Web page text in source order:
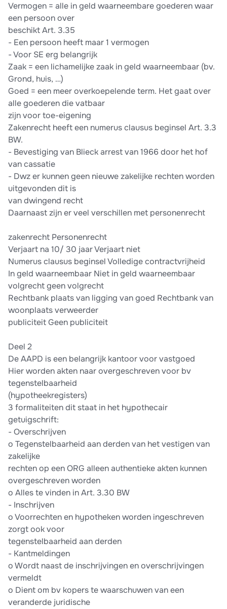
Vermogen = alle in geld waarneembare goederen waar
een persoon over
beschikt Art. 3.35
- Een persoon heeft maar 1 vermogen
- Voor SE erg belangrijk
Zaak = een lichamelijke zaak in geld waarneembaar (bv.
Grond, huis, …)
Goed = een meer overkoepelende term. Het gaat over
alle goederen die vatbaar
zijn voor toe-eigening
Zakenrecht heeft een numerus clausus beginsel Art. 3.3
BW.
- Bevestiging van Blieck arrest van 1966 door het hof
van cassatie
- Dwz er kunnen geen nieuwe zakelijke rechten worden
uitgevonden dit is
van dwingend recht
Daarnaast zijn er veel verschillen met personenrecht
zakenrecht Personenrecht
Verjaart na 10/ 30 jaar Verjaart niet
Numerus clausus beginsel Volledige contractvrijheid
In geld waarneembaar Niet in geld waarneembaar
volgrecht geen volgrecht
Rechtbank plaats van ligging van goed Rechtbank van
woonplaats verweerder
publiciteit Geen publiciteit
Deel 2
De AAPD is een belangrijk kantoor voor vastgoed
Hier worden akten naar overgeschreven voor bv
tegenstelbaarheid
(hypotheekregisters)
3 formaliteiten dit staat in het hypothecair
getuigschrift:
- Overschrijven
o Tegenstelbaarheid aan derden van het vestigen van
zakelijke
rechten op een ORG alleen authentieke akten kunnen
overgeschreven worden
o Alles te vinden in Art. 3.30 BW
- Inschrijven
o Voorrechten en hypotheken worden ingeschreven
zorgt ook voor
tegenstelbaarheid aan derden
- Kantmeldingen
o Wordt naast de inschrijvingen en overschrijvingen
vermeldt
o Dient om bv kopers te waarschuwen van een
veranderde juridische